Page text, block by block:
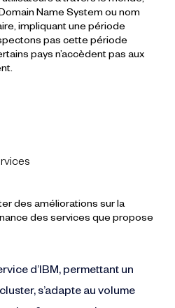
Name System ou nom
impliquant une période
pas cette période
pays n’accèdent pas aux
des améliorations sur la
des services que propose
d’IBM, permettant un
s’adapte au volume